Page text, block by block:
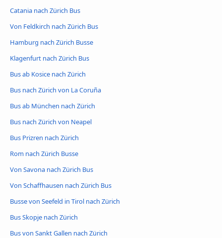
Catania nach Zürich Bus
Von Feldkirch nach Zürich Bus
Hamburg nach Zürich Busse
Klagenfurt nach Zürich Bus
Bus ab Kosice nach Zürich
Bus nach Zürich von La Coruña
Bus ab München nach Zürich
Bus nach Zürich von Neapel
Bus Prizren nach Zürich
Rom nach Zürich Busse
Von Savona nach Zürich Bus
Von Schaffhausen nach Zürich Bus
Busse von Seefeld in Tirol nach Zürich
Bus Skopje nach Zürich
Bus von Sankt Gallen nach Zürich